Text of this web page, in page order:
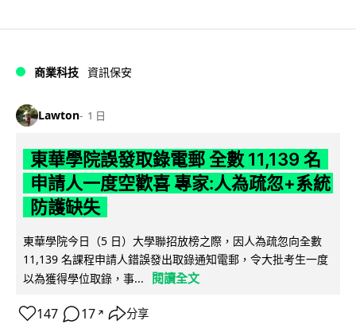
商業科技 資訊保安
Lawton 1 日
東華學院誤發取錄電郵 全數 11,139 名
申請人一度空歡喜 專家:人為疏忽+系統
防護缺失
東華學院今日（5 日）大學聯招放榜之際，因人為疏忽向全數
11,139 名課程申請人錯誤發出取錄通知電郵，令大批考生一度
以為獲得學位取錄，事...
閱讀全文
147 17 ↗ 分享